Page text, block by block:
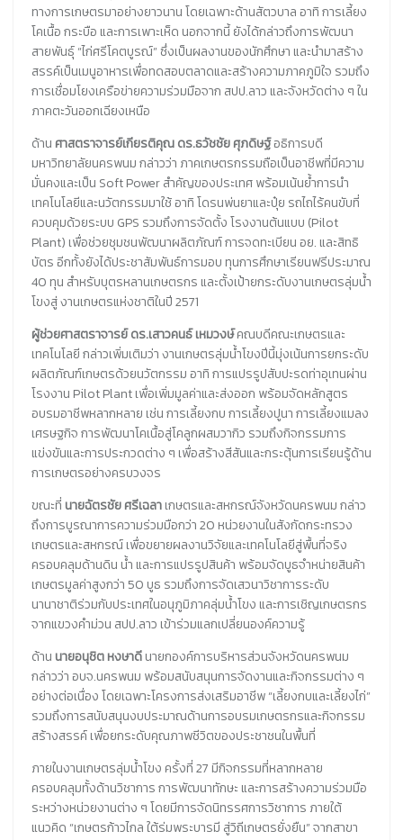
ทางการเกษตรมาอย่างยาวนาน โดยเฉพาะด้านสัตวบาล อาทิ การเลี้ยง
โคเนื้อ กระบือ และการเพาะเห็ด นอกจากนี้ ยังได้กล่าวถึงการพัฒนา
สายพันธุ์ “ไก่ศรีโคตบูรณ์” ซึ่งเป็นผลงานของนักศึกษา และนำมาสร้าง
สรรค์เป็นเมนูอาหารเพื่อทดสอบตลาดและสร้างความภาคภูมิใจ รวมถึง
การเชื่อมโยงเครือข่ายความร่วมมือจาก สปป.ลาว และจังหวัดต่าง ๆ ใน
ภาคตะวันออกเฉียงเหนือ
ด้าน ศาสตราจารย์เกียรติคุณ ดร.ธวัชชัย ศุภดิษฐ์อธิการบดี
มหาวิทยาลัยนครพนม กล่าวว่า ภาคเกษตรกรรมถือเป็นอาชีพที่มีความ
มั่นคงและเป็น Soft Power สำคัญของประเทศ พร้อมเน้นย้ำการนำ
เทคโนโลยีและนวัตกรรมมาใช้ อาทิ โดรนพ่นยาและปุ๋ย รถไถไร้คนขับที่
ควบคุมด้วยระบบ GPS รวมถึงการจัดตั้ง โรงงานต้นแบบ (Pilot
Plant) เพื่อช่วยชุมชนพัฒนาผลิตภัณฑ์ การจดทะเบียน อย. และสิทธิ
บัตร อีกทั้งยังได้ประชาสัมพันธ์การมอบ ทุนการศึกษาเรียนฟรีประมาณ
40 ทุน สำหรับบุตรหลานเกษตรกร และตั้งเป้ายกระดับงานเกษตรลุ่มน้ำ
โขงสู่ งานเกษตรแห่งชาติในปี 2571
ผู้ช่วยศาสตราจารย์ ดร.เสาวคนธ์ เหมวงษ์คณบดีคณะเกษตรและ
เทคโนโลยี กล่าวเพิ่มเติมว่า งานเกษตรลุ่มน้ำโขงปีนี้มุ่งเน้นการยกระดับ
ผลิตภัณฑ์เกษตรด้วยนวัตกรรม อาทิ การแปรรูปสับปะรดท่าอุเทนผ่าน
โรงงาน Pilot Plant เพื่อเพิ่มมูลค่าและส่งออก พร้อมจัดหลักสูตร
อบรมอาชีพหลากหลาย เช่น การเลี้ยงกบ การเลี้ยงปูนา การเลี้ยงแมลง
เศรษฐกิจ การพัฒนาโคเนื้อสู่โคลูกผสมวากิว รวมถึงกิจกรรมการ
แข่งขันและการประกวดต่าง ๆ เพื่อสร้างสีสันและกระตุ้นการเรียนรู้ด้าน
การเกษตรอย่างครบวงจร
ขณะที่ นายฉัตรชัย ศรีเฉลาเกษตรและสหกรณ์จังหวัดนครพนม กล่าว
ถึงการบูรณาการความร่วมมือกว่า 20 หน่วยงานในสังกัดกระทรวง
เกษตรและสหกรณ์ เพื่อขยายผลงานวิจัยและเทคโนโลยีสู่พื้นที่จริง
ครอบคลุมด้านดิน น้ำ และการแปรรูปสินค้า พร้อมจัดบูธจำหน่ายสินค้า
เกษตรมูลค่าสูงกว่า 50 บูธ รวมถึงการจัดเสวนาวิชาการระดับ
นานาชาติร่วมกับประเทศในอนุภูมิภาคลุ่มน้ำโขง และการเชิญเกษตรกร
จากแขวงคำม่วน สปป.ลาว เข้าร่วมแลกเปลี่ยนองค์ความรู้
ด้าน นายอนุชิต หงษาดีนายกองค์การบริหารส่วนจังหวัดนครพนม
กล่าวว่า อบจ.นครพนม พร้อมสนับสนุนการจัดงานและกิจกรรมต่าง ๆ
อย่างต่อเนื่อง โดยเฉพาะโครงการส่งเสริมอาชีพ “เลี้ยงกบและเลี้ยงไก่”
รวมถึงการสนับสนุนงบประมาณด้านการอบรมเกษตรกรและกิจกรรม
สร้างสรรค์ เพื่อยกระดับคุณภาพชีวิตของประชาชนในพื้นที่
ภายในงานเกษตรลุ่มน้ำโขง ครั้งที่ 27 มีกิจกรรมที่หลากหลาย
ครอบคลุมทั้งด้านวิชาการ การพัฒนาทักษะ และการสร้างความร่วมมือ
ระหว่างหน่วยงานต่าง ๆ โดยมีการจัดนิทรรศการวิชาการ ภายใต้
แนวคิด “เกษตรก้าวไกล ใต้ร่มพระบารมี สู่วิถีเกษตรยั่งยืน” จากสาขา